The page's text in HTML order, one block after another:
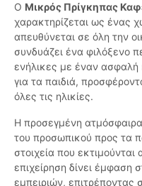
Ο Μικρός Πρίγκηπας
χαρακτηρίζεται ως ένας
απευθύνεται σε όλη την
συνδυάζει ένα φιλόξενο
ενήλικες με έναν ασφαλή
για τα παιδιά,
όλες τις ηλικίες.
Η προσεγμένη
του προσωπικού προς τα
στοιχεία που
επιχείρηση δίνει έμφαση
εμπειριών, επιτρέποντας